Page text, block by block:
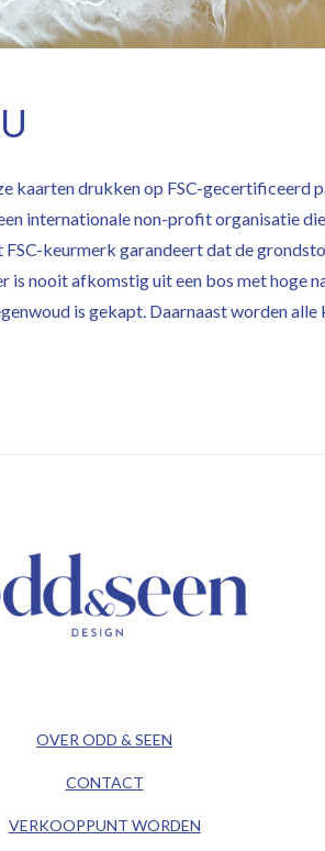
kaarten drukken op FSC-gecertificeerd
internationale non-profit organisatie
keurmerk garandeert dat de
is nooit afkomstig uit een bos met hoge
is gekapt. Daarnaast worden
OVER ODD & SEEN
CONTACT
VERKOOPPUNT WORDEN